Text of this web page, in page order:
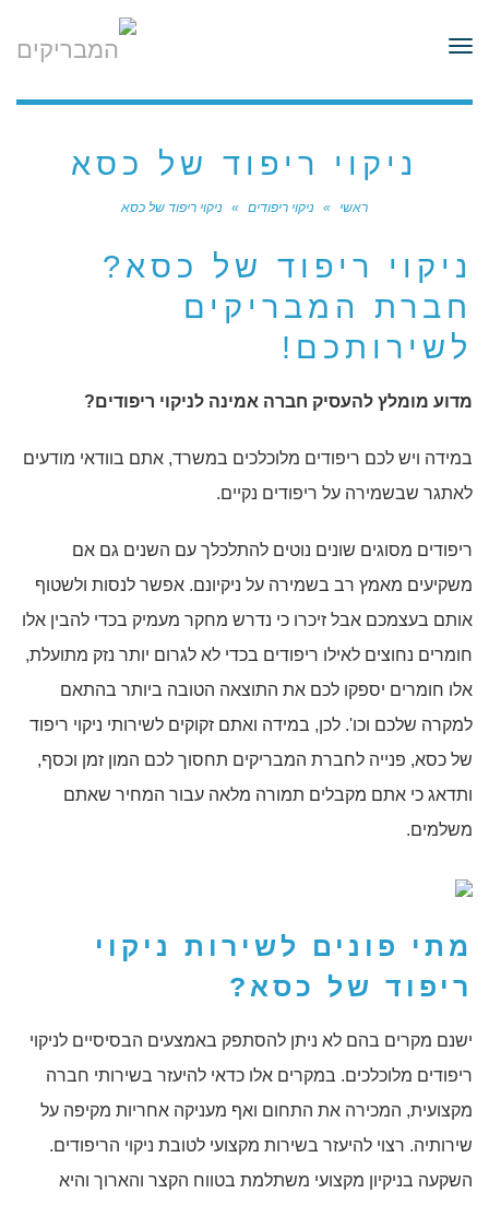
תפריט
ניקוי ריפוד של כסא
ראשי » ניקוי ריפודים » ניקוי ריפוד של כסא
ניקוי ריפוד של כסא?
חברת המבריקים
לשירותכם!
מדוע מומלץ להעסיק חברה אמינה לניקוי ריפודים?
במידה ויש לכם ריפודים מלוכלכים במשרד, אתם בוודאי מודעים
לאתגר שבשמירה על ריפודים נקיים.
ריפודים מסוגים שונים נוטים להתלכלך עם השנים גם אם
משקיעים מאמץ רב בשמירה על ניקיונם. אפשר לנסות ולשטוף
אותם בעצמכם אבל זיכרו כי נדרש מחקר מעמיק בכדי להבין אלו
חומרים נחוצים לאילו ריפודים בכדי לא לגרום יותר נזק מתועלת,
אלו חומרים יספקו לכם את התוצאה הטובה ביותר בהתאם
למקרה שלכם וכו'. לכן, במידה ואתם זקוקים לשירותי ניקוי ריפוד
של כסא, פנייה לחברת המבריקים תחסוך לכם המון זמן וכסף,
ותדאג כי אתם מקבלים תמורה מלאה עבור המחיר שאתם
משלמים.
מתי פונים לשירות
ניקוי
ריפוד של כסא ?
ישנם מקרים בהם לא ניתן להסתפק באמצעים הבסיסיים לניקוי
ריפודים מלוכלכים. במקרים אלו כדאי להיעזר בשירותי חברה
מקצועית, המכירה את התחום ואף מעניקה אחריות מקיפה על
שירותיה. רצוי להיעזר בשירות מקצועי לטובת ניקוי הריפודים.
השקעה בניקיון מקצועי משתלמת בטווח הקצר והארוך והיא